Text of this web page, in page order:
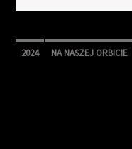
2024 NA NASZEJ ORBICIE